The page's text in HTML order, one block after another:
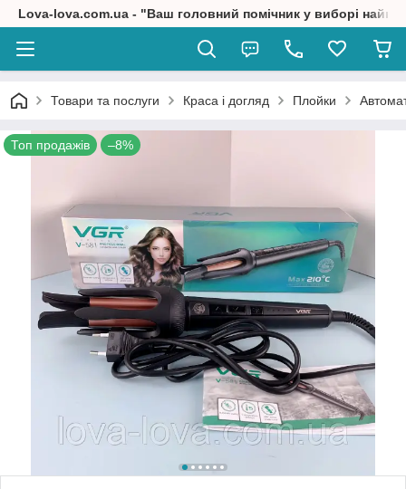
Lova-lova.com.ua - "Ваш головний помічник у виборі
Товари та послуги Краса і догляд Плойки
Топ продажів –8%